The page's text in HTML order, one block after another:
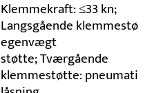
Klemmekraft: ≤33 kn;
Langsgående
egenvægt
støtte; Tværgående
klemmestøtte: pneumatisk